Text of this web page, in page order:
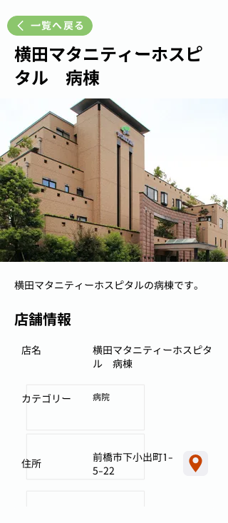
一覧へ戻る
横田マタニティーホスピ
タル 病棟
横田マタニティーホスピタルの病棟です。
店舗情報
横田マタニティーホスピタ
ル 病棟
店名
病院
カテゴリー
前橋市下小出町1-
5-22
住所